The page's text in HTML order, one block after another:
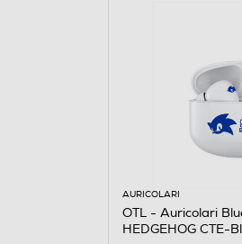
AURICOLARI
OTL - Auricolari
HEDGEHOG CTE-